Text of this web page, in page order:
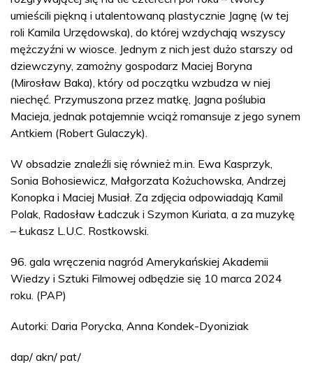
umieścili piękną i utalentowaną plastycznie Jagnę (w tej
roli Kamila Urzędowska), do której wzdychają wszyscy
mężczyźni w wiosce. Jednym z nich jest dużo starszy od
dziewczyny, zamożny gospodarz Maciej Boryna
(Mirosław Baka), który od początku wzbudza w niej
niechęć. Przymuszona przez matkę, Jagna poślubia
Macieja, jednak potajemnie wciąż romansuje z jego synem
Antkiem (Robert Gulaczyk).
W obsadzie znaleźli się również m.in. Ewa Kasprzyk,
Sonia Bohosiewicz, Małgorzata Kożuchowska, Andrzej
Konopka i Maciej Musiał. Za zdjęcia odpowiadają Kamil
Polak, Radosław Ładczuk i Szymon Kuriata, a za muzykę
– Łukasz L.U.C. Rostkowski.
96. gala wręczenia nagród Amerykańskiej Akademii
Wiedzy i Sztuki Filmowej odbędzie się 10 marca 2024
roku. (PAP)
Autorki: Daria Porycka, Anna Kondek-Dyoniziak
dap/ akn/ pat/